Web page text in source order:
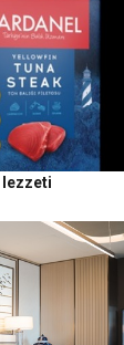
lezzeti